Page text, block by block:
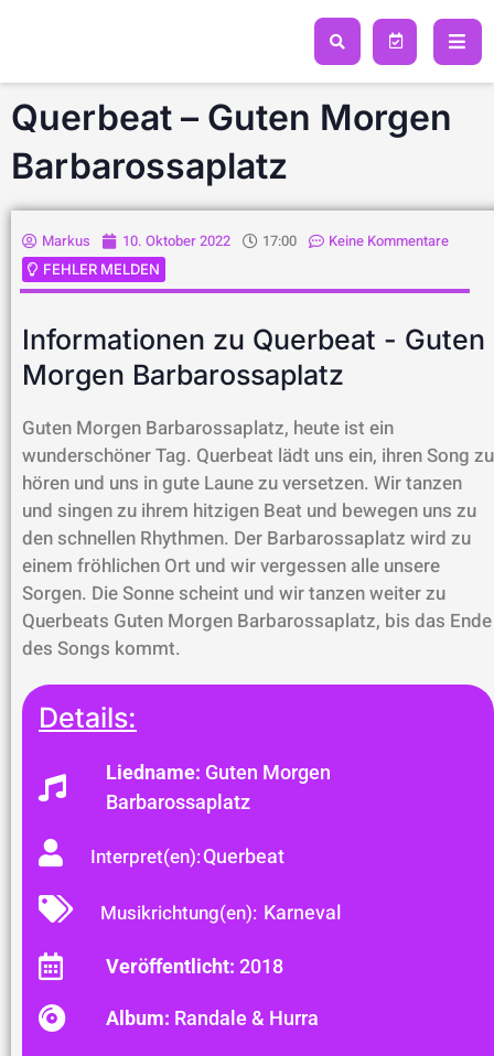
Querbeat – Guten Morgen
Barbarossaplatz
Markus 10. Oktober 2022 17:00 Keine Kommentare
FEHLER MELDEN
Informationen zu Querbeat - Guten
Morgen Barbarossaplatz
Guten Morgen Barbarossaplatz, heute ist ein
wunderschöner Tag. Querbeat lädt uns ein, ihren Song zu
hören und uns in gute Laune zu versetzen. Wir tanzen
und singen zu ihrem hitzigen Beat und bewegen uns zu
den schnellen Rhythmen. Der Barbarossaplatz wird zu
einem fröhlichen Ort und wir vergessen alle unsere
Sorgen. Die Sonne scheint und wir tanzen weiter zu
Querbeats Guten Morgen Barbarossaplatz, bis das Ende
des Songs kommt.
Details:
Liedname: Guten Morgen
Barbarossaplatz
Interpret(en):Querbeat
Musikrichtung(en): Karneval
Veröffentlicht:2018
Album: Randale & Hurra